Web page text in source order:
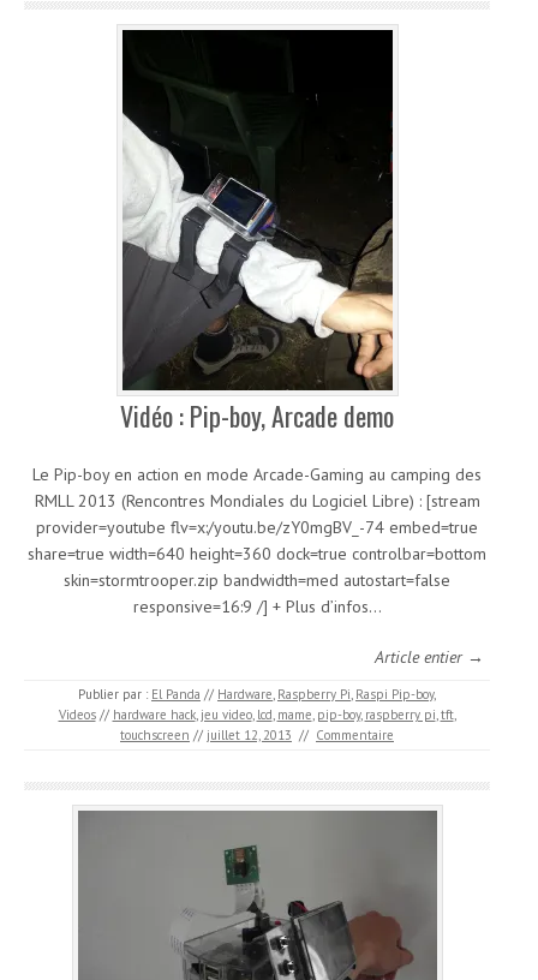
Vidéo : Pip-boy, Arcade demo
Le Pip-boy en action en mode Arcade-Gaming au camping des
RMLL 2013 (Rencontres Mondiales du Logiciel Libre) : [stream
provider=youtube flv=x:/youtu.be/zY0mgBV_-74 embed=true
share=true width=640 height=360 dock=true controlbar=bottom
skin=stormtrooper.zip bandwidth=med autostart=false
responsive=16:9 /] + Plus d’infos…
Article entier →
Publier par : El Panda // Hardware Raspberry Pi Raspi Pip-boy,
Videos // hardware hack, jeu video, lcd mame pip-boy, raspberry pi tft,
touchscreen // juillet 12, 2013 // Commentaire